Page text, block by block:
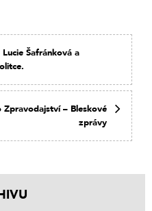
Šafránková a
– Bleskové
zprávy